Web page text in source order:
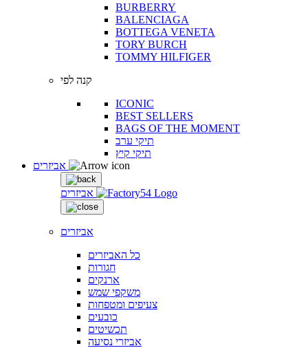
BURBERRY
BALENCIAGA
BOTTEGA VENETA
TORY BURCH
TOMMY HILFIGER
קנה לפי
ICONIC
BEST SELLERS
BAGS OF THE MOMENT
תיקי ערב
תיקי קיץ
אביזרים
אביזרים
כל האביזרים
חגורות
ארנקים
משקפי שמש
צעיפים ומטפחות
כובעים
תכשיטים
אביזרי נסיעה